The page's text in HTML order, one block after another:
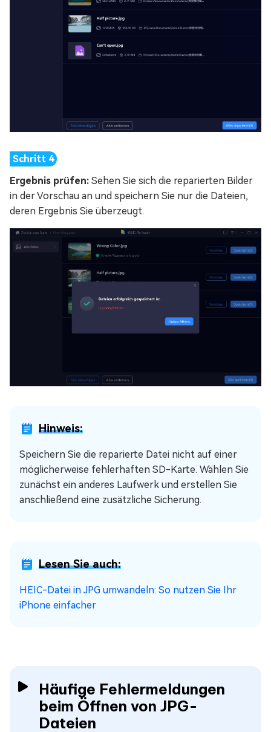
Ergebnis prüfen: Sehen Sie sich die reparierten Bilder
in der Vorschau an und speichern Sie nur die Dateien,
deren Ergebnis Sie überzeugt.
Hinweis:
Speichern Sie die reparierte Datei nicht auf einer
möglicherweise fehlerhaften SD-Karte. Wählen Sie
zunächst ein anderes Laufwerk und erstellen Sie
anschließend eine zusätzliche Sicherung.
Lesen Sie auch:
HEIC-Datei in JPG umwandeln: So nutzen Sie Ihr
iPhone einfacher
Häufige Fehlermeldungen
beim Öffnen von JPG-
Dateien